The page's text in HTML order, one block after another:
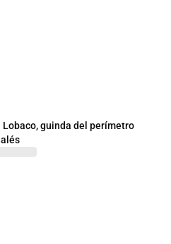
Lobaco, guinda del perímetro